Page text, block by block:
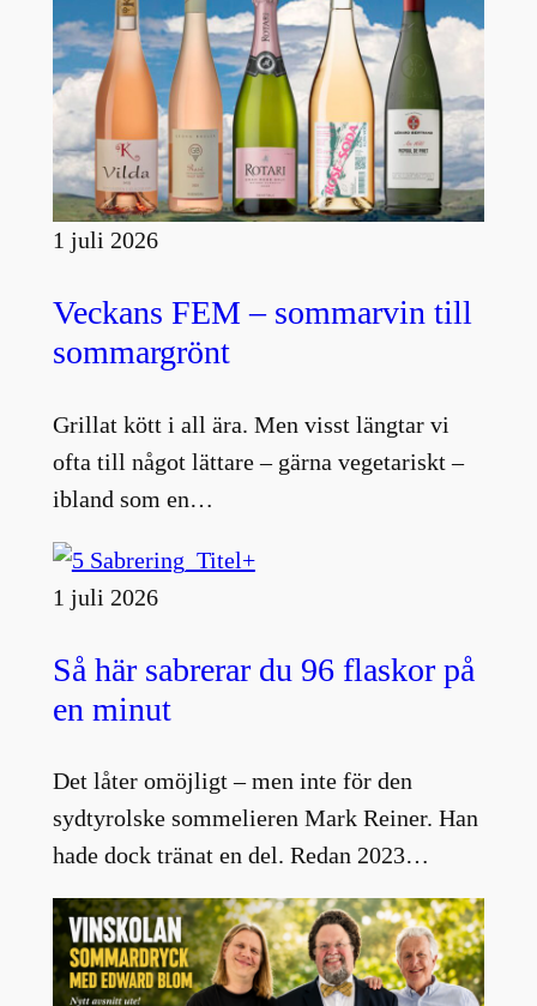
1 juli 2026
Veckans FEM – sommarvin till
sommargrönt
Grillat kött i all ära. Men visst längtar vi
ofta till något lättare – gärna vegetariskt –
ibland som en…
1 juli 2026
Så här sabrerar du 96 flaskor på
en minut
Det låter omöjligt – men inte för den
sydtyrolske sommelieren Mark Reiner. Han
hade dock tränat en del. Redan 2023…